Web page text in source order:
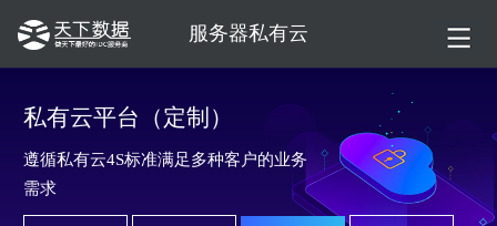
服务器私有云
私有云平台（定制）
遵循私有云4S标准满足多种客户的业务
需求